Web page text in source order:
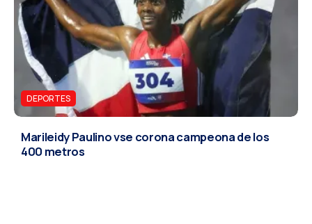
DEPORTES
Marileidy Paulino vse corona campeona de los
400 metros